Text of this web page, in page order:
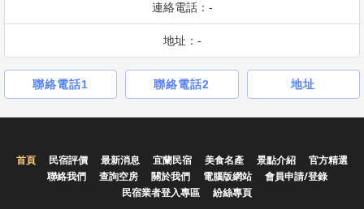
連絡電話：-
地址：-
聯絡電話1 聯絡電話2 地址
首頁 民宿評價 最新消息 宜蘭民宿 美食名產 景點介紹
官方精選
聯絡我們
查詢空房 關於我們 電腦版網站
會員申請/登錄
民宿業者登入專區
紛絲專頁